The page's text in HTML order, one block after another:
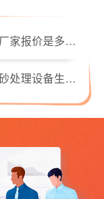
报价是多少？
备生产线优势